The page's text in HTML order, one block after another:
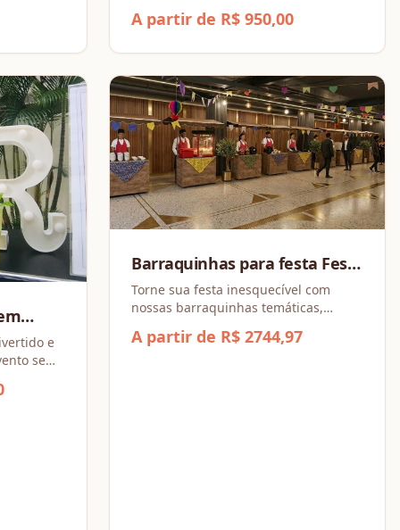
A partir de R$ 950,00
e
sem
Barraquinhas para festa Festa
Junina (Combo a partir de 4
barracas)
Torne sua festa inesquecível com
nossas barraquinhas temáticas,
opções para todos os gostos!
A partir de R$ 2744,97